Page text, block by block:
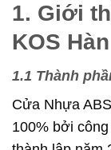
1. Giới
KOS
1.1 Thành
Cửa Nhựa
100% bởi